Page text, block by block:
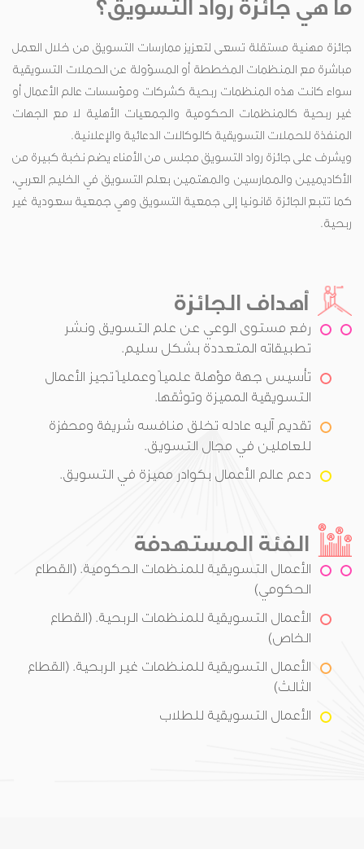
ما هي جائزة رواد التسويق؟
جائزة مهنية مستقلة تسعى لتعزيز ممارسات التسويق من خلال العمل
مباشرة مع المنظمات المخططة أو المسؤولة عن الحملات التسويقية
سواء كانت هذه المنظمات ربحية كشركات ومؤسسات عالم الأعمال أو
غير ربحية كالمنظمات الحكومية والجمعيات الأهلية لا مع الجهات
المنفذة للحملات التسويقية كالوكالات الدعائية والإعلانية.
ويشرف على جائزة رواد التسويق مجلس من الأمناء يضم نخبة كبيرة من
الأكاديميين والممارسين والمهتمين بعلم التسويق في الخليج العربي،
كما تتبع الجائزة قانونيا إلى جمعية التسويق وهي جمعية سعودية غير
ربحية.
أهداف الجائزة
رفع مستوى الوعي عن علم التسويق ونشر
تطبيقاته المتعددة بشكل سليم.
تأسيس جهة مؤهلة علمياً وعملياً تجيز الأعمال
التسويقية المميزة وتوثقها.
تقديم آليه عادله تخلق منافسه شريفة ومحفزة
للعاملين في مجال التسويق.
دعم عالم الأعمال بكوادر مميزة في التسويق.
الفئة المستهدفة
الأعمال التسويقية للمنظمات الحكومية. (القطاع
الحكومي)
الأعمال التسويقية للمنظمات الربحية. (القطاع
الخاص)
الأعمال التسويقية للمنظمات غير الربحية. (القطاع
الثالث)
الأعمال التسويقية للطلاب